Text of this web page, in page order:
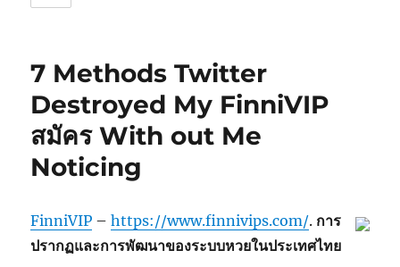
7 Methods Twitter
Destroyed My FinniVIP
สมัคร With out Me
Noticing
FinniVIP –https://www.finnivips.com/. การ
ปรากฏและการพัฒนาของระบบหวยในประเทศไทย